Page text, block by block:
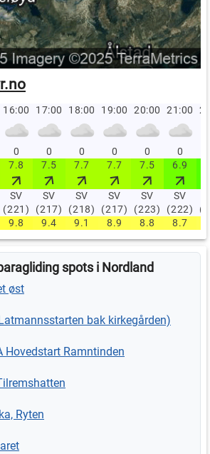
16:00 17:00 18:00 19:00 20:00 21:00
0 0 0 0 0 0
7.8 7.5 7.7 7.7 7.5 6.9
SV
(221)
SV
(217)
SV
(218)
SV
(217)
SV
(223)
SV
(222)
9.8 9.4 9.1 8.9 8.8 8.7
spots i Nordland
øst
bak kirkegården)
Hovedstart Ramntinden
Ryten